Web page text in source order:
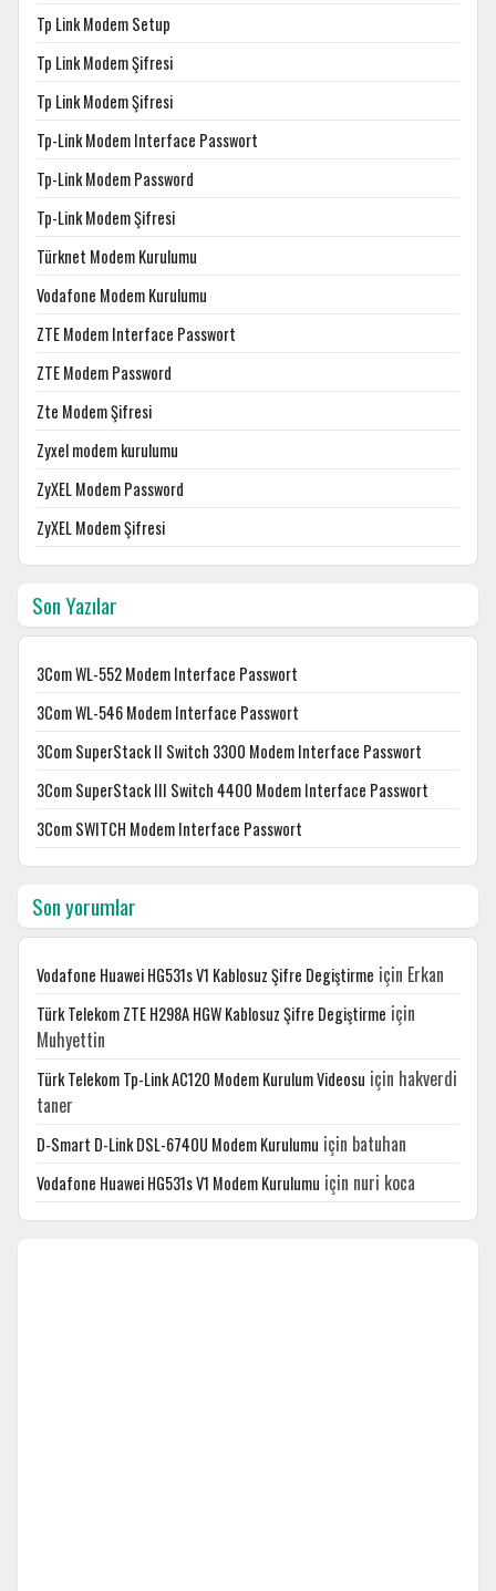
Tp Link Modem Setup
Tp Link Modem Şifresi
Tp Link Modem Şifresi
Tp-Link Modem Interface Passwort
Tp-Link Modem Password
Tp-Link Modem Şifresi
Türknet Modem Kurulumu
Vodafone Modem Kurulumu
ZTE Modem Interface Passwort
ZTE Modem Password
Zte Modem Şifresi
Zyxel modem kurulumu
ZyXEL Modem Password
ZyXEL Modem Şifresi
Son Yazılar
3Com WL-552 Modem Interface Passwort
3Com WL-546 Modem Interface Passwort
3Com SuperStack II Switch 3300 Modem Interface Passwort
3Com SuperStack III Switch 4400 Modem Interface Passwort
3Com SWITCH Modem Interface Passwort
Son yorumlar
Vodafone Huawei HG531s V1 Kablosuz Şifre Degiştirme için Erkan
Türk Telekom ZTE H298A HGW Kablosuz Şifre Degiştirme için
Muhyettin
Türk Telekom Tp-Link AC120 Modem Kurulum Videosu için hakverdi
taner
D-Smart D-Link DSL-6740U Modem Kurulumu için batuhan
Vodafone Huawei HG531s V1 Modem Kurulumu için nuri koca